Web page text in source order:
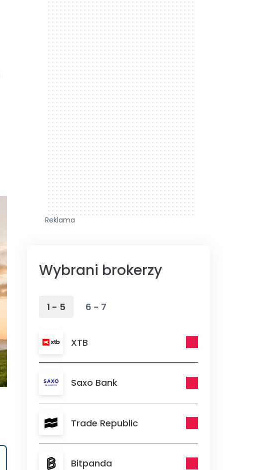
Reklama
Wybrani brokerzy
1 - 5 6 - 7
XTB
Saxo Bank
Trade Republic
Bitpanda